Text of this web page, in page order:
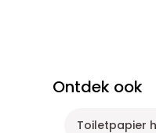
Ontdek ook
Toiletpapier